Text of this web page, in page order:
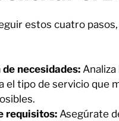
estos cuatro
necesidades:
el tipo de servicio que
requisitos: Asegúrate